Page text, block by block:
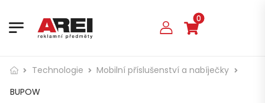
0
Technologie
Mobilní příslušenství a nabíječky
BUPOW